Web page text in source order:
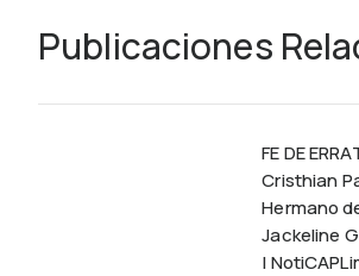
Publicaciones
FE DE
Cristhian
Hermano
Jackeline
|